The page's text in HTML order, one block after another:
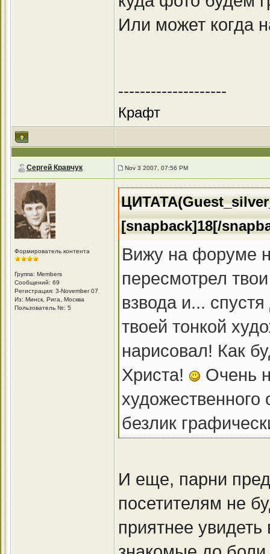
Или может когда
--------------------
Крафт
Сергей Кравчук Nov 3 2007, 07:56 PM
Формирователь контента
Группа: Members
Сообщений: 69
Регистрация: 3-November 07
Из: Минск, Рига, Москва
Пользователь №: 5
[snapback]18[/
Вижу на форуме
пересмотрел
взвода и...
твоей тонкой
нарисовал! Как
Христа!
Очень
безлик
И еще, парни
посетителям не
приятнее